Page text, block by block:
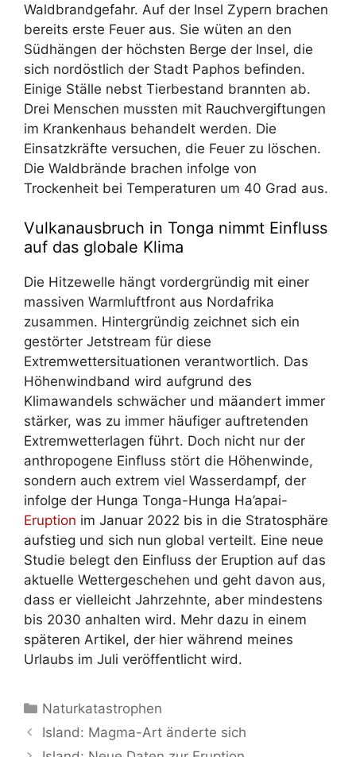
Waldbrandgefahr. Auf der Insel Zypern brachen
bereits erste Feuer aus. Sie wüten an den
Südhängen der höchsten Berge der Insel, die
sich nordöstlich der Stadt Paphos befinden.
Einige Ställe nebst Tierbestand brannten ab.
Drei Menschen mussten mit Rauchvergiftungen
im Krankenhaus behandelt werden. Die
Einsatzkräfte versuchen, die Feuer zu löschen.
Die Waldbrände brachen infolge von
Trockenheit bei Temperaturen um 40 Grad aus.
Vulkanausbruch in Tonga nimmt Einfluss
auf das globale Klima
Die Hitzewelle hängt vordergründig mit einer
massiven Warmluftfront aus Nordafrika
zusammen. Hintergründig zeichnet sich ein
gestörter Jetstream für diese
Extremwettersituationen verantwortlich. Das
Höhenwindband wird aufgrund des
Klimawandels schwächer und mäandert immer
stärker, was zu immer häufiger auftretenden
Extremwetterlagen führt. Doch nicht nur der
anthropogene Einfluss stört die Höhenwinde,
sondern auch extrem viel Wasserdampf, der
infolge der Hunga Tonga-Hunga Ha’apai-
Eruption im Januar 2022 bis in die Stratosphäre
aufstieg und sich nun global verteilt. Eine neue
Studie belegt den Einfluss der Eruption auf das
aktuelle Wettergeschehen und geht davon aus,
dass er vielleicht Jahrzehnte, aber mindestens
bis 2030 anhalten wird. Mehr dazu in einem
späteren Artikel, der hier während meines
Urlaubs im Juli veröffentlicht wird.
Kategorien
Naturkatastrophen
Island: Magma-Art änderte sich